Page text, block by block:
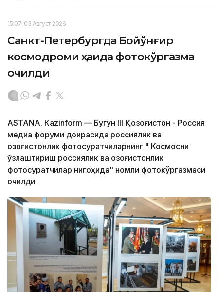
15:07, 03 Август 2026
Санкт-Петербургда Бойқўнғир
космодроми ҳақида фотокўргазма
очилди
ASTANA. Кazinform — Бугун III Қозоғистон - Россия
медиа форуми доирасида россиялик ва
қозоғистонлик фотосуратчиларнинг " Космосни
ўзлаштириш россиялик ва қозоғистонлик
фотосуратчилар нигоҳида" номли фотокўргазмаси
очилди.